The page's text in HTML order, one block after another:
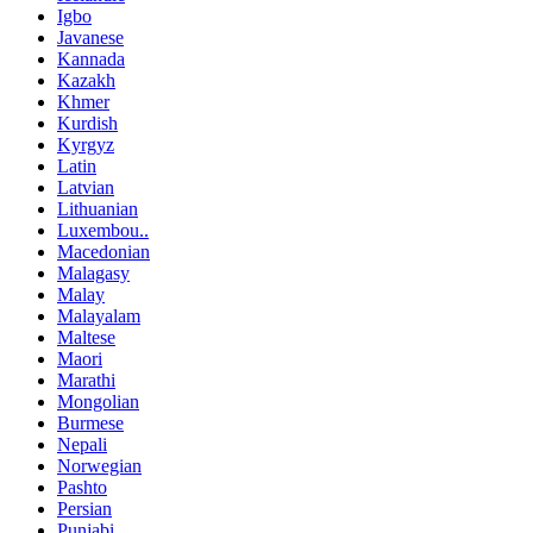
Igbo
Javanese
Kannada
Kazakh
Khmer
Kurdish
Kyrgyz
Latin
Latvian
Lithuanian
Luxembou..
Macedonian
Malagasy
Malay
Malayalam
Maltese
Maori
Marathi
Mongolian
Burmese
Nepali
Norwegian
Pashto
Persian